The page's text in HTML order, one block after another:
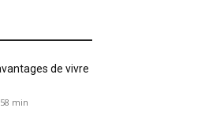
de vivre
min